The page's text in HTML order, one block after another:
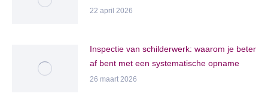
22 april 2026
Inspectie van schilderwerk: waarom je beter
af bent met een systematische opname
26 maart 2026